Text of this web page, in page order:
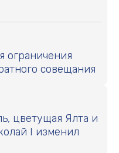
ограничения
совещания
цветущая Ялта и
I изменил